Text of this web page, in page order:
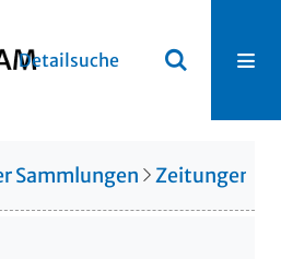
Detailsuche
Sammlungen Zeitungen